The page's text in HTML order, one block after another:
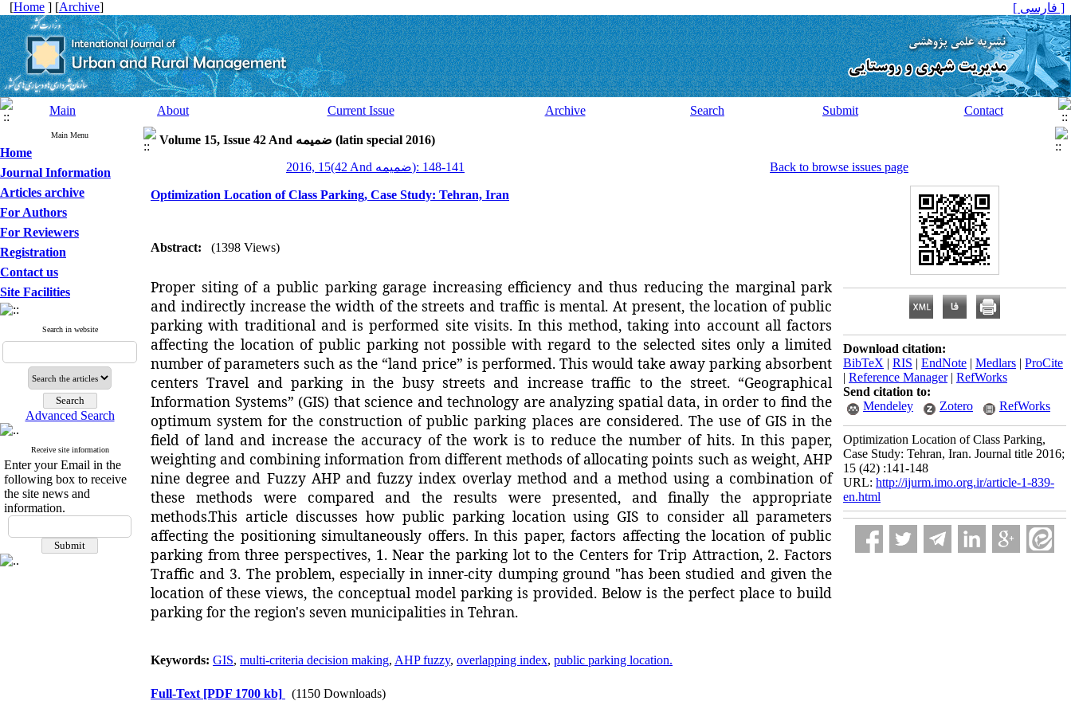
[Home ] [Archive] [ فارسی ]
Main About Current Issue Archive Search Submit Contact
Main Menu
Home
Journal Information
Articles archive
For Authors
For Reviewers
Registration
Contact us
Site Facilities
Search in website
Advanced Search
Receive site information
Enter your Email in the
following box to receive
the site news and
information.
Volume 15, Issue 42 And ضميمه (latin special 2016)
2016, 15(42 And ضميمه): 141-148
Back to browse issues page
Optimization Location of Class Parking, Case Study: Tehran, Iran
Abstract: (1398 Views)
Proper siting of a public parking garage increasing efficiency and thus reducing the marginal park
and indirectly increase the width of the streets and traffic is mental.At present, the location of public
parking with traditional and is performed site visits.In this method, taking into account all factors
affecting the location of public parking not possible with regard to the selected sites only a limited
number of parameters such as the “land price” is performed. This would take away parking absorbent
centers Travel and parking in the busy streets and increase traffic to the street. “Geographical
Information Systems” (GIS) that science and technology are analyzing spatial data, in order to find the
optimum system for the construction of public parking places are considered. The use of GIS in the
field of land and increase the accuracy of the work is to reduce the number of hits. In this paper,
weighting and combining information from different methods of allocating points such as weight, AHP
nine degree and Fuzzy AHP and fuzzy index overlay method and a method using a combination of
these methods
were compared and the results were presented, and finallythe appropriate
methods.This article discusses how public parking location using GIS to consider all parameters
affecting the positioning simultaneously offers. In this paper,factors affecting the location of public
parking from three perspectives, 1.Near the parking lot to the Centers for Trip Attraction, 2. Factors
Traffic and 3. The problem, especially ininner-city dumping ground "has been studied and given the
location of these views, the conceptual model parking is provided. Below is the perfect place to build
parking for the region's seven municipalities in Tehran.
Keywords: GIS, multi-criteria decision making, AHP fuzzy, overlapping index, public parking location.
Full-Text [PDF 1700 kb]
(1150 Downloads)
Download citation:
BibTeX | RIS | EndNote | Medlars | ProCite
| Reference Manager| RefWorks
Send citation to:
Mendeley
Zotero RefWorks
Optimization Location of Class Parking,
Case Study: Tehran, Iran. Journal title 2016;
15 (42) :141-148
URL: http://ijurm.imo.org.ir/article-1-839-
en.html